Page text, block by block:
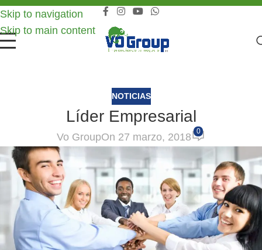
Skip to navigation
Skip to main content
NOTICIAS
Líder Empresarial
Vo GroupOn 27 marzo, 2018 0